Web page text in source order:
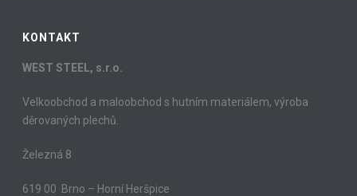
KONTAKT
WEST STEEL, s.r.o.
Velkoobchod a maloobchod s hutním materiálem, výroba
děrovaných plechů.
Železná 8
619 00 Brno – Horní Heršpice